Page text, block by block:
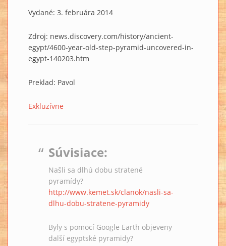
Vydané: 3. februára 2014
Zdroj: news.discovery.com/history/ancient-
egypt/4600-year-old-step-pyramid-uncovered-in-
egypt-140203.htm
Preklad: Pavol
Exkluzívne
Súvisiace:
Našli sa dlhú dobu stratené
pyramídy?
http://www.kemet.sk/clanok/nasli-sa-
dlhu-dobu-stratene-pyramidy
Byly s pomocí Google Earth objeveny
další egyptské pyramidy?